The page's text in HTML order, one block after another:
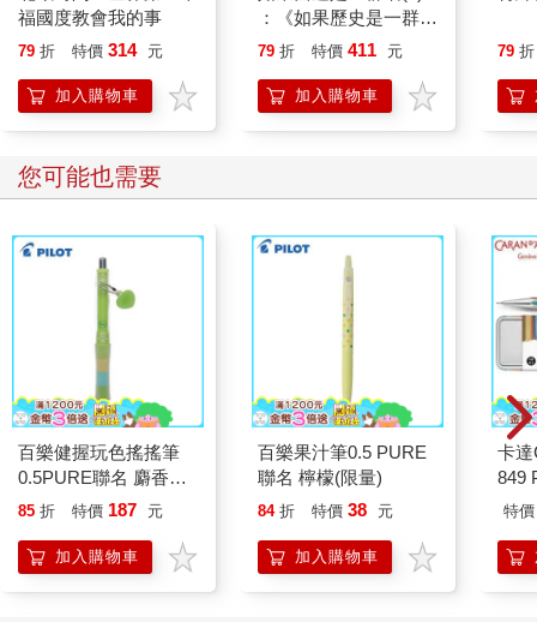
福國度教會我的事
79 折 特價 314 元
加入購物車
：《如果歷史是一群
喵》作者最新力作，附
79 折 特價 411 元
加入購物車
79 折
您可能也需要
百樂健握玩色搖搖筆
0.5PURE聯名 麝香葡
萄(限量)
85 折 特價 187 元
加入購物車
百樂果汁筆0.5 PURE
聯名 檸檬(限量)
84 折 特價 38 元
加入購物車
卡
849
筆
特價